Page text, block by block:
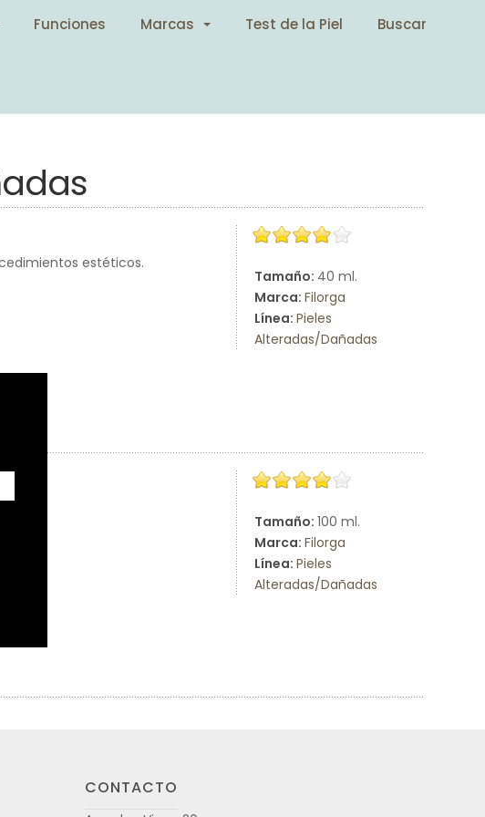
Funciones Marcas Test de la Piel
Buscar
Tamaño: 40 ml.
Marca: Filorga
Línea: Pieles
Alteradas/Dañadas
estéticos.
Tamaño: 100 ml.
Marca: Filorga
Línea: Pieles
Alteradas/Dañadas
CONTACTO